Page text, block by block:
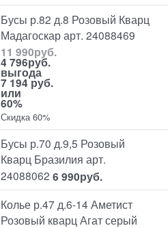
Бусы р.82 д.8 Розовый Кварц
Мадагоскар арт. 24088469
11 990руб.
4 796руб.
выгода
7 194 руб.
или
60%
Скидка 60%
Бусы р.70 д.9,5 Розовый
Кварц Бразилия арт.
24088062 6 990руб.
Колье р.47 д.6-14 Аметист
Розовый кварц Агат серый